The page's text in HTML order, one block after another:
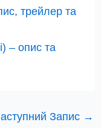
трейлер та
– опис та
Запис →